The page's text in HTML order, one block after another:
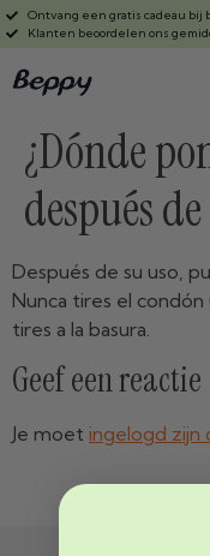
Ontvang een gratis cadeau bij
Klanten beoordelen ons
¿Dónde
después
Después de su uso,
Nunca tires el
tires a la basura.
Geef een reactie
Je moet ingelogd zijn